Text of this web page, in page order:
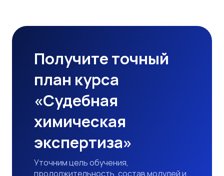
Получите точный
план курса
«Судебная
химическая
экспертиза»
Уточним цель обучения,
продолжительность, состав модулей и